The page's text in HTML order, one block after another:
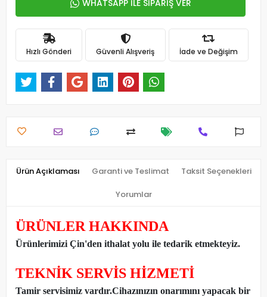
WHATSAPP İLE SİPARİŞ VER
Hızlı Gönderi Güvenli Alışveriş İade ve Değişim
Ürün Açıklaması Garanti ve Teslimat Taksit Seçenekleri
Yorumlar
ÜRÜNLER HAKKINDA
Ürünlerimizi Çin'den ithalat yolu ile tedarik etmekteyiz.
TEKNİK SERVİS HİZMETİ
Tamir servisimiz vardır.Cihazınızın onarımını yapacak bir